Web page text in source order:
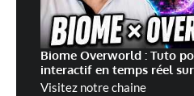
Biome Overworld : Tuto
interactif en temps réel
Visitez notre chaine